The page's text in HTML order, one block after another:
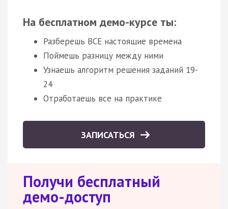
На бесплатном демо-курсе ты:
Разберешь ВСЕ настоящие времена
Поймешь разницу между ними
Узнаешь алгоритм решения заданий 19-
24
Отработаешь все на практике
ЗАПИСАТЬСЯ
Получи бесплатный
демо-доступ